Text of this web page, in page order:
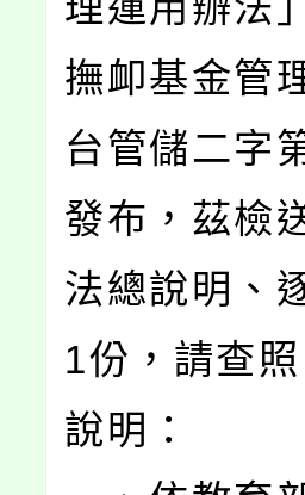
撫卹基金管
台管儲二字
發布，茲檢
法總說明、
1份，請查照
說明：